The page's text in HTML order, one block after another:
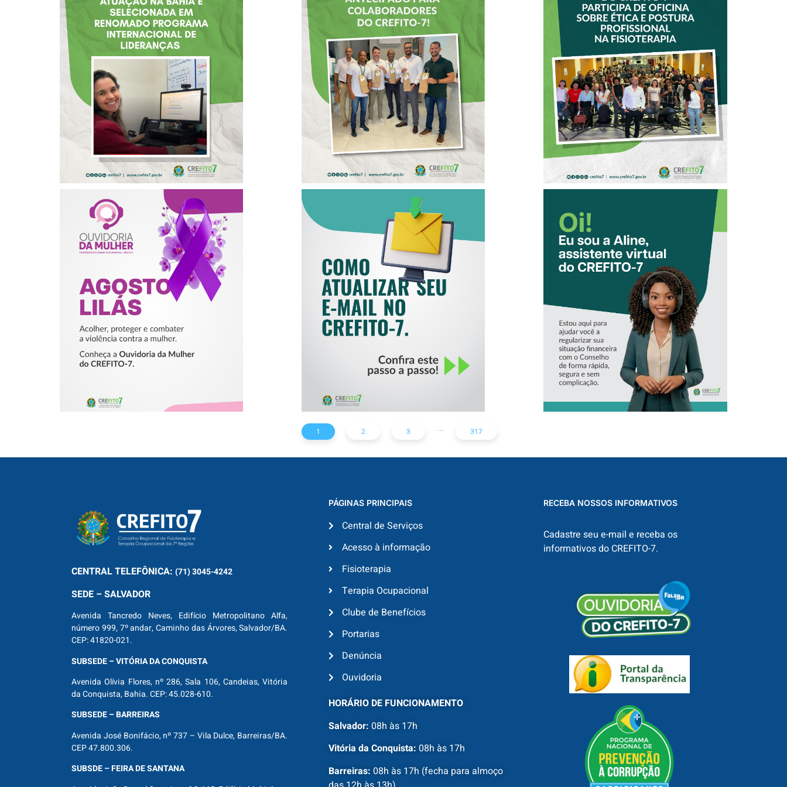
COM ATUAÇÃO NA
BAHIA É
SELECIONADA EM
RENOMADO
PROGRAMA
INTERNACIONAL
DE LIDERANÇAS
DIA DOS PAIS É
ANTECIPADO
PARA
COLABORADORES
DO CREFITO-7
VICE-PRESIDENTE
DO CREFITO-7
PARTICIPA DE
OFICINA SOBRE
ÉTICA E POSTURA
PROFISSIONAL NA
FISIOTERAPIA
AGOSTO LILÁS –
ACOLHER,
PROTEGER E
COMBATER A
VIOLÊNCIA
CONTRA A
MULHER
COMO ATUALIZAR
SEU E-MAIL NO
CREFITO-7
CONHEÇA A
‘ALINE’,
ASSISTENTE
VIRTUAL DO
CREFITO-7
1 2 3 ... 317
CENTRALTELEFÔNICA: (71) 3045-4242
SEDE – SALVADOR
Avenida Tancredo Neves, Edifício Metropolitano Alfa,
número 999, 7º andar, Caminho das Árvores, Salvador/BA.
CEP: 41820-021.
SUBSEDE – VITÓRIA DA CONQUISTA
Avenida Olívia Flores, nº 286, Sala 106, Candeias, Vitória
da Conquista, Bahia. CEP: 45.028-610.
SUBSEDE – BARREIRAS
Avenida José Bonifácio, nº 737 – Vila Dulce, Barreiras/BA.
CEP 47.800.306.
SUBSDE – FEIRA DE SANTANA
PÁGINAS PRINCIPAIS
Central de Serviços
Acesso à informação
Fisioterapia
Terapia Ocupacional
Clube de Benefícios
Portarias
Denúncia
Ouvidoria
HORÁRIO DE FUNCIONAMENTO
Salvador: 08h às 17h
Vitória da Conquista: 08h às 17h
Barreiras: 08h às 17h (fecha para almoço
RECEBA NOSSOS INFORMATIVOS
Cadastre seu e-mail e receba os
informativos do CREFITO-7.